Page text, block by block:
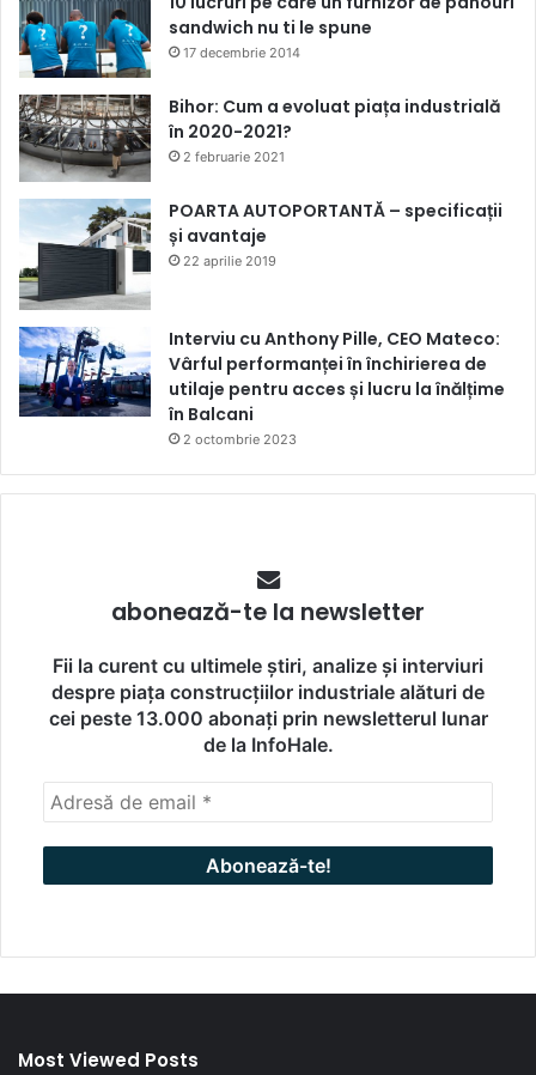
sandwich nu ti le spune
17 decembrie 2014
Bihor: Cum a evoluat piața industrială
în 2020-2021?
2 februarie 2021
POARTA AUTOPORTANTĂ – specificații
și avantaje
22 aprilie 2019
Interviu cu Anthony Pille, CEO Mateco:
Vârful performanței în închirierea de
utilaje pentru acces și lucru la înălțime
în Balcani
2 octombrie 2023
abonează-te la newsletter
Fii la curent cu ultimele știri, analize și interviuri
despre piața construcțiilor industriale alături de
cei peste 13.000 abonați prin newsletterul lunar
de la InfoHale.
Most Viewed Posts